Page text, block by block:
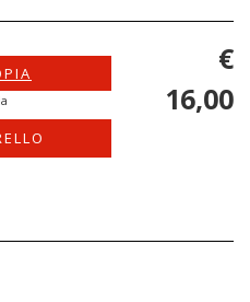
€
16,00